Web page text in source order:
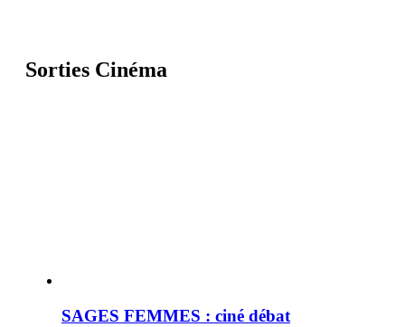
Sorties Cinéma
SAGES FEMMES : ciné débat